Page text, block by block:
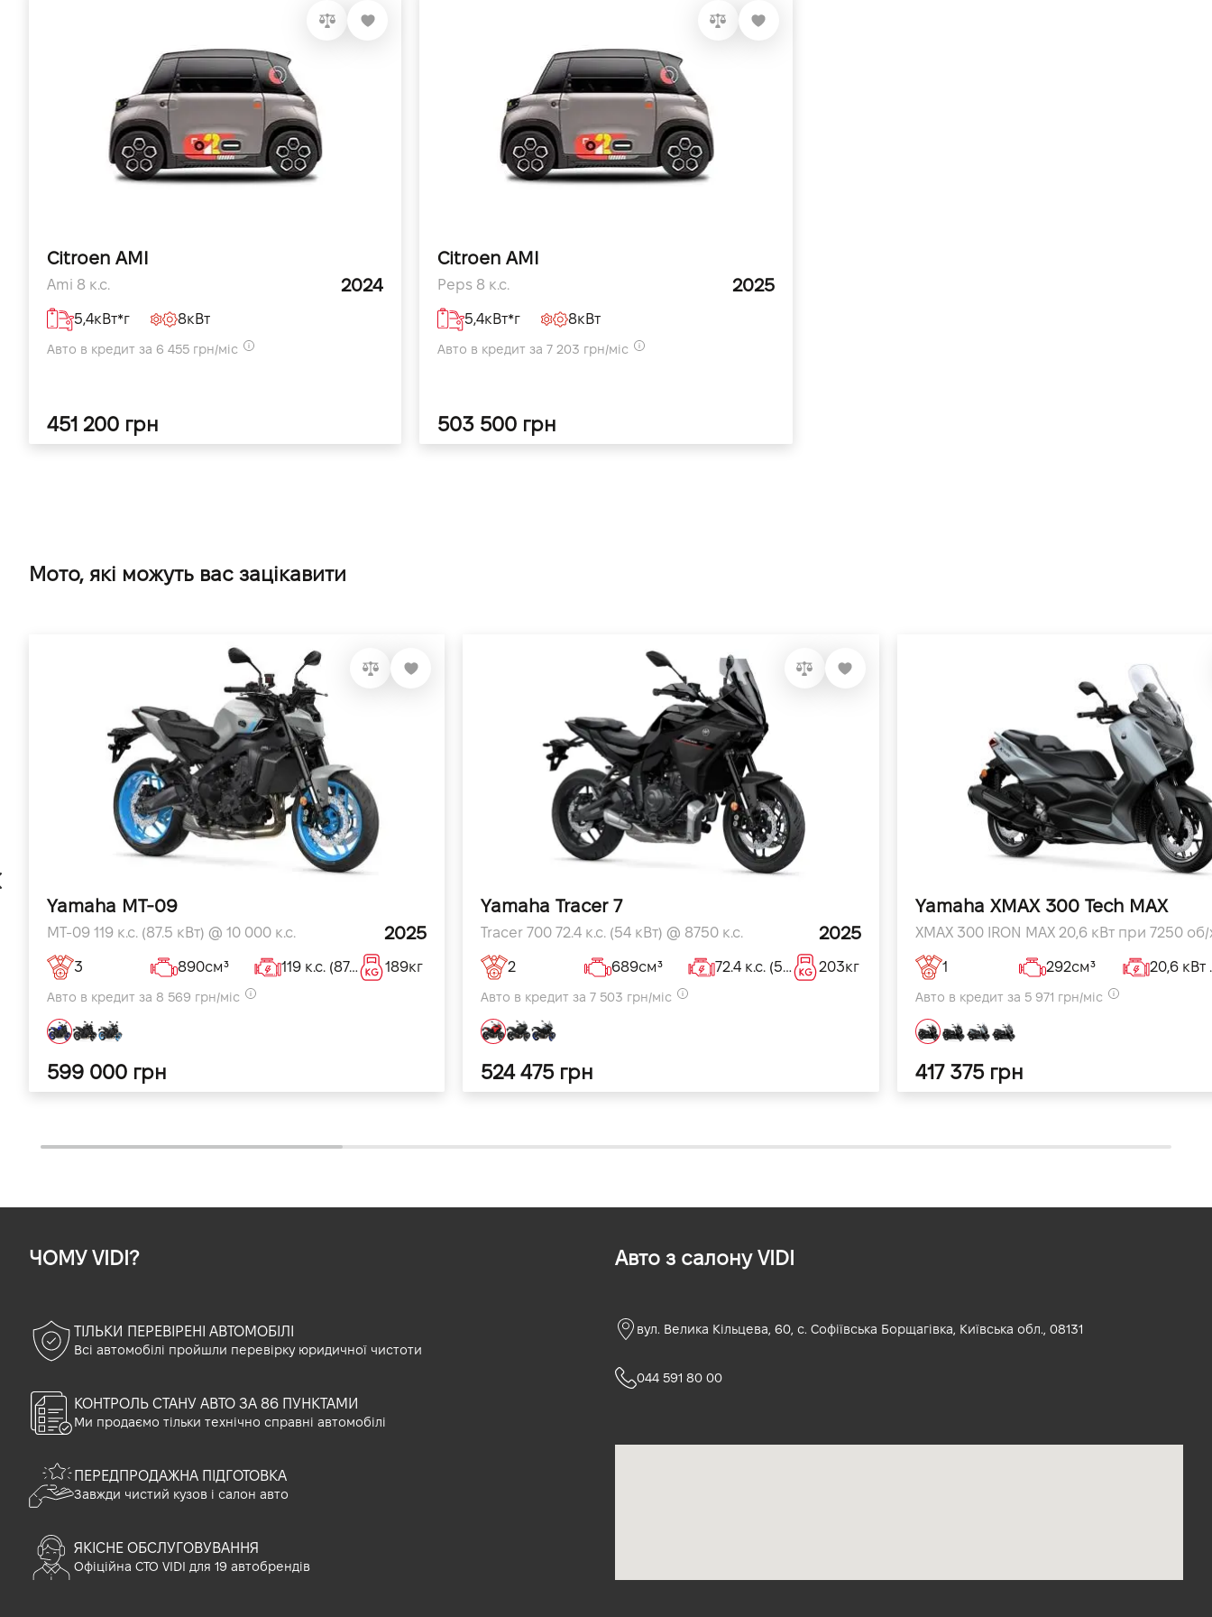
Citroen AMI
Ami 8 к.с. 2024
5,4кВт*г 8кВт
Авто в кредит за 6 455 грн/міс
451 200 грн
Citroen AMI
Peps 8 к.с. 2025
5,4кВт*г 8кВт
Авто в кредит за 7 203 грн/міс
503 500 грн
Мото, які можуть вас зацікавити
Yamaha MT-09
MT-09 119 к.с. (87.5 кВт) @ 10 000 к.с. 2025
3 890см³ 119 к.с. (87.5 кВт) @ 10 000кВт 189кг
Авто в кредит за 8 569 грн/міс
599 000 грн
Yamaha Tracer 7
Tracer 700 72.4 к.с. (54 кВт) @ 8750 к.с. 2025
2 689см³ 72.4 к.с. (54 кВт) @ 8750кВт 203кг
Авто в кредит за 7 503 грн/міс
524 475 грн
Yamaha XMAX 300 Tech MAX
1 292см³ 20,6
Авто в кредит за 5 971 грн/міс
417 375 грн
ЧОМУ VIDI?
ТІЛЬКИ ПЕРЕВІРЕНІ АВТОМОБІЛІ
Всі автомобілі пройшли перевірку юридичної чистоти
КОНТРОЛЬ СТАНУ АВТО ЗА 86 ПУНКТАМИ
Ми продаємо тільки технічно справні автомобілі
ПЕРЕДПРОДАЖНА ПІДГОТОВКА
Завжди чистий кузов і салон авто
ЯКІСНЕ ОБСЛУГОВУВАННЯ
Офіційна СТО VIDI для 19 автобрендів
Авто з салону VIDI
вул. Велика Кільцева, 60, с. Софіївська Борщагівка, Київська обл., 08131
044 591 80 00